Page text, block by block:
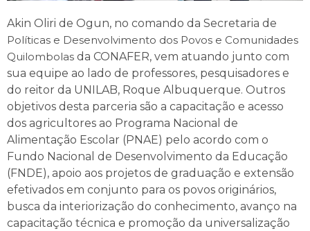
Akin Oliri de Ogun, no comando da Secretaria de
Políticas e Desenvolvimento dos Povos e Comunidades
Quilombolas da CONAFER, vem atuando junto com
sua equipe ao lado de professores, pesquisadores e
do reitor da UNILAB, Roque Albuquerque. Outros
objetivos desta parceria são a capacitação e acesso
dos agricultores ao Programa Nacional de
Alimentação Escolar (PNAE) pelo acordo com o
Fundo Nacional de Desenvolvimento da Educação
(FNDE), apoio aos projetos de graduação e extensão
efetivados em conjunto para os povos originários,
busca da interiorização do conhecimento, avanço na
capacitação técnica e promoção da universalização